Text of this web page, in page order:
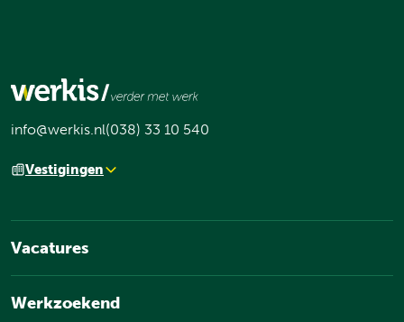
info@werkis.nl(038) 33 10 540
Vestigingen
Vacatures
Werkzoekend